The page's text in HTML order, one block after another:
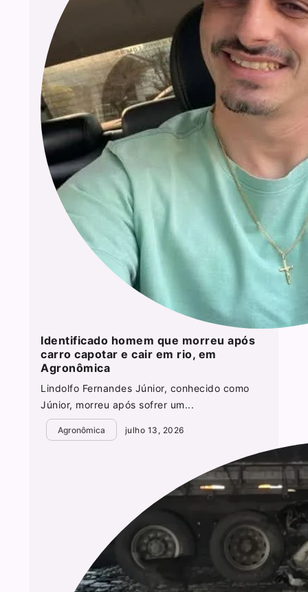
Identificado homem que morreu após
carro capotar e cair em rio, em
Agronômica
Lindolfo Fernandes Júnior, conhecido como
Júnior, morreu após sofrer um...
Agronômica julho 13, 2026